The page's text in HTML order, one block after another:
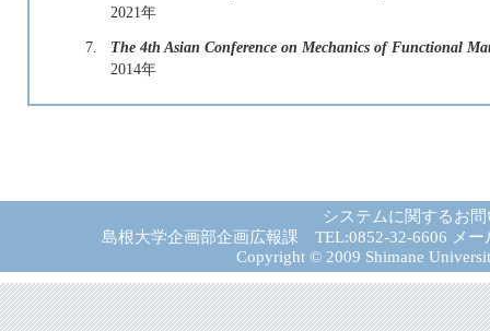
2021年
7.
The 4th Asian Conference on Mechanics of Functional
2014年
システムに関するお
島根大学企画部企画広報課 TEL:0852-32-6606 メー
Copyright © 2009 Shimane